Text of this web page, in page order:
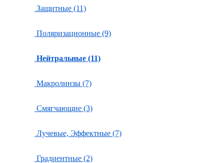
Защитные (11)
Поляризационные (9)
Нейтральные (11)
Макролинзы (7)
Смягчающие (3)
Лучевые, Эффектные (7)
Градиентные (2)